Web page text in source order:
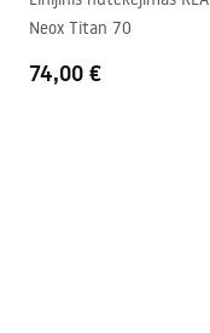
Neox Titan 70
74,00 €